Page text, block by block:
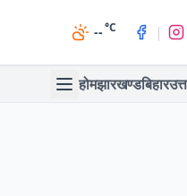
--°C |
होमझारखण्डबिहार